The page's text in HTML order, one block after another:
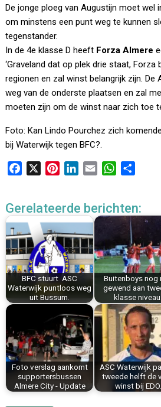
De jonge ploeg van Augustijn moet wel
om minstens een punt weg te kunnen
tegenstander.
In de 4e klasse D heeft Forza Almere
‘Graveland dat op plek drie staat, Forza
regionen en zal winst belangrijk zijn. De
weg van de onderste plaatsen en zal
moeten zijn om de winst naar zich toe
Foto: Kan Lindo Pourchez zich
bij Waterwijk tegen BFC?.
e
b
o
o
k
t
e
r
e
s
t
k
e
d
I
n
i
W
t
p
p
e
Gerelateerde berichten:
BFC stuurt ASC
Waterwijk puntloos weg
uit Bussum.
Buitenboys nog
gewend aan
klasse niveau.
Foto verslag aankomt
supportersbussen
Almere City - Update
ASC Waterwijk
tweede helft de
winst bij EDO.